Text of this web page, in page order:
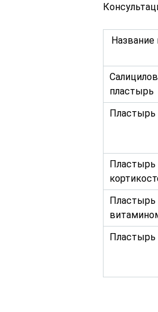
Название
пластырь
Пластырь
Пластырь
Пластырь